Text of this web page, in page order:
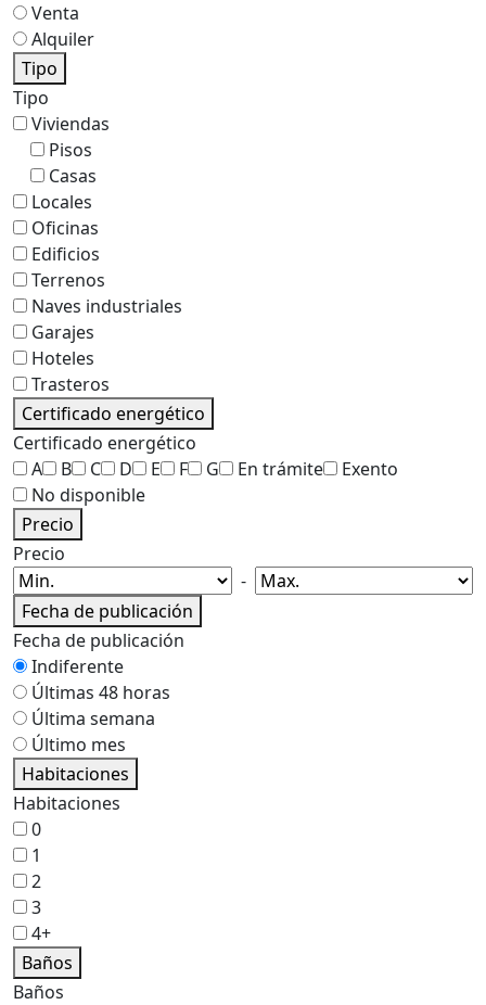
Venta
Alquiler
Tipo
Tipo
Viviendas
Pisos
Casas
Locales
Oficinas
Edificios
Terrenos
Naves industriales
Garajes
Hoteles
Trasteros
Certificado energético
Certificado energético
A
B C D E F G En trámite
Exento
No disponible
Precio
Precio
-
Fecha de publicación
Fecha de publicación
Indiferente
Últimas 48 horas
Última semana
Último mes
Habitaciones
Habitaciones
0
1
2
3
4+
Baños
Baños